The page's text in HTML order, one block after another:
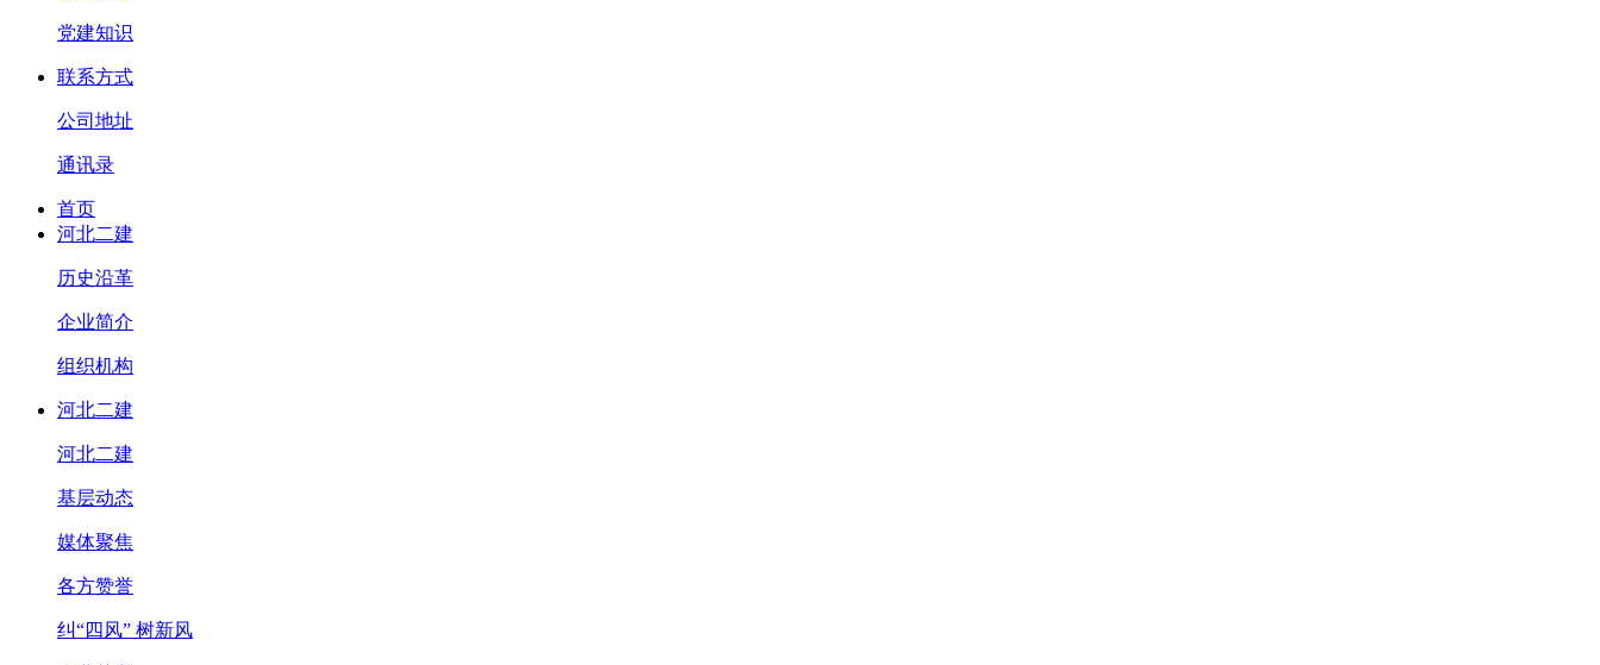
党建知识
联系方式
公司地址
通讯录
首页
河北二建
历史沿革
企业简介
组织机构
河北二建
河北二建
基层动态
媒体聚焦
各方赞誉
纠“四风” 树新风